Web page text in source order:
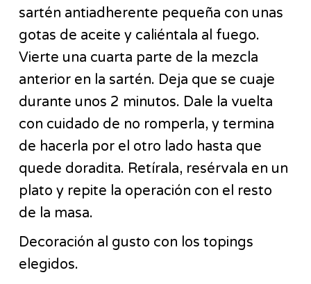
sartén antiadherente pequeña con unas
gotas de aceite y caliéntala al fuego.
Vierte una cuarta parte de la mezcla
anterior en la sartén. Deja que se cuaje
durante unos 2 minutos. Dale la vuelta
con cuidado de no romperla, y termina
de hacerla por el otro lado hasta que
quede doradita. Retírala, resérvala en un
plato y repite la operación con el resto
de la masa.
Decoración al gusto con los topings
elegidos.